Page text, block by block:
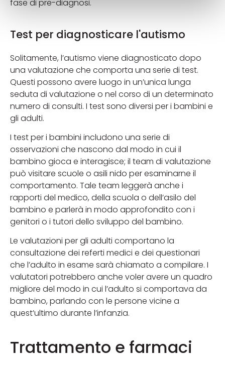
fase di pre-diagnosi.
Test per diagnosticare l'autismo
Solitamente, l’autismo viene diagnosticato dopo
una valutazione che comporta una serie di test.
Questi possono avere luogo in un’unica lunga
seduta di valutazione o nel corso di un determinato
numero di consulti. I test sono diversi per i bambini e
gli adulti.
I test per i bambini includono una serie di
osservazioni che nascono dal modo in cui il
bambino gioca e interagisce; il team di valutazione
può visitare scuole o asili nido per esaminarne il
comportamento. Tale team leggerà anche i
rapporti del medico, della scuola o dell’asilo del
bambino e parlerà in modo approfondito con i
genitori o i tutori dello sviluppo del bambino.
Le valutazioni per gli adulti comportano la
consultazione dei referti medici e dei questionari
che l’adulto in esame sarà chiamato a compilare. I
valutatori potrebbero anche voler avere un quadro
migliore del modo in cui l’adulto si comportava da
bambino, parlando con le persone vicine a
quest’ultimo durante l’infanzia.
Trattamento e farmaci